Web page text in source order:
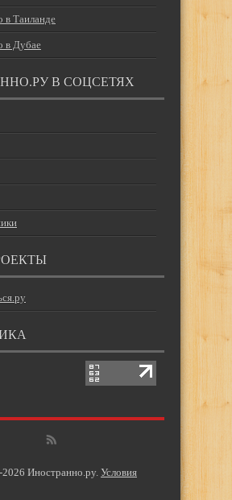
в Таиланде
в Дубае
В СОЦСЕТЯХ
Иностранно.ру. Условия